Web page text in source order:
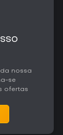
nossa
se
ofertas